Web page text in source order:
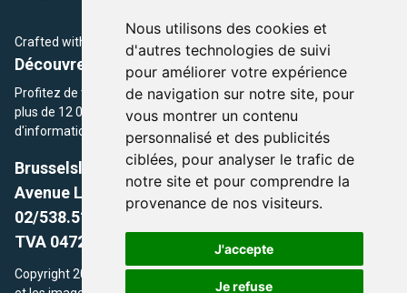
Nous utilisons des cookies et
d'autres technologies de suivi
pour améliorer votre expérience
de navigation sur notre site, pour
vous montrer un contenu
personnalisé et des publicités
ciblées, pour analyser le trafic de
notre site et pour comprendre la
provenance de nos visiteurs.
J'accepte
Je refuse
Crafted with by Brusselslife Team
Découvrez plus de 12 000 adresses et événements
Profitez de toutes les sections de BrusselsLife.be et découvrez
plus de 12 000 adresses et un grand choix d'événements,
d'informations et de conseils et astuces de notre écriture.
Brusselslife.be
Avenue Louise, 500 -1050 Ixelles, Brussels,
02/538.51.49.
TVA 0472.281.221
Copyright 2026 © Brusselslife.be Tous droits réservés. Le contenu